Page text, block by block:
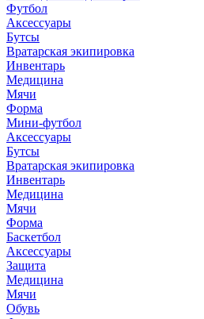
Футбол
Аксессуары
Бутсы
Вратарская экипировка
Инвентарь
Медицина
Мячи
Форма
Мини-футбол
Аксессуары
Бутсы
Вратарская экипировка
Инвентарь
Медицина
Мячи
Форма
Баскетбол
Аксессуары
Защита
Медицина
Мячи
Обувь